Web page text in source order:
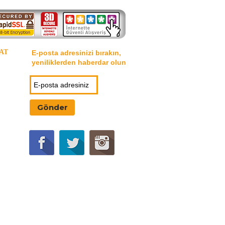
E-posta adresinizi bırakın,
yeniliklerden haberdar olun